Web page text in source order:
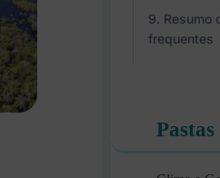
Resumo
frequentes